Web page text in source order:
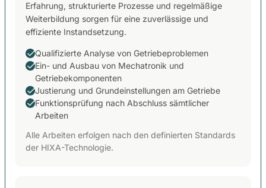
Erfahrung, strukturierte Prozesse und regelmäßige
Weiterbildung sorgen für eine zuverlässige und
effiziente Instandsetzung.
Qualifizierte Analyse von Getriebeproblemen
Ein- und Ausbau von Mechatronik und
Getriebekomponenten
Justierung und Grundeinstellungen am Getriebe
Funktionsprüfung nach Abschluss sämtlicher
Arbeiten
Alle Arbeiten erfolgen nach den definierten Standards
der HIXA-Technologie.